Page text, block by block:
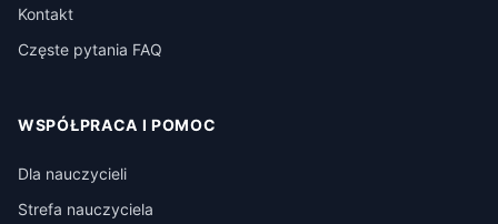
Kontakt
Częste pytania FAQ
WSPÓŁPRACA I POMOC
Dla nauczycieli
Strefa nauczyciela